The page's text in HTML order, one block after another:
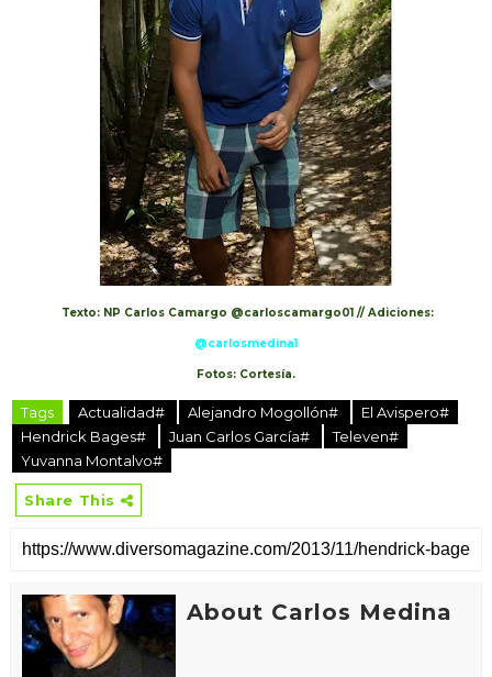
Texto: NP Carlos Camargo @carloscamargo01 // Adiciones:
@carlosmedina1
Fotos: Cortesía.
Tags Actualidad# Alejandro Mogollón#
El Avispero#
Hendrick Bages#
Juan Carlos García#
Televen#
Yuvanna Montalvo#
Share This
About Carlos Medina